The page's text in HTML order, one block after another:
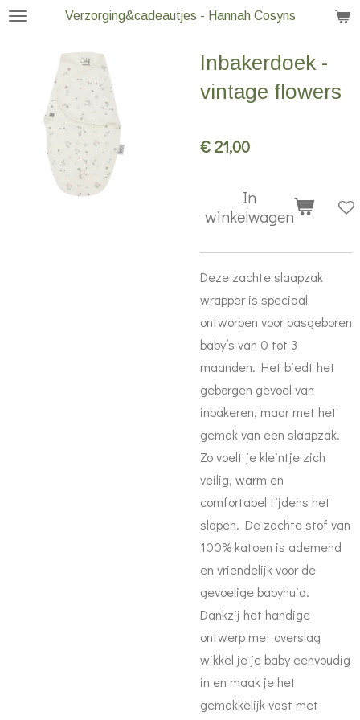
Ga
hoofdinhoud
Verzorging&cadeautjes - Hannah Cosyns
Inbakerdoek -
vintage flowers
€ 21,00
In
winkelwagen
Deze zachte slaapzak
wrapper is speciaal
ontworpen voor pasgeboren
baby’s van 0 tot 3
maanden. Het biedt het
geborgen gevoel van
inbakeren, maar met het
gemak van een slaapzak.
Zo voelt je kleintje zich
veilig, warm en
comfortabel tijdens het
slapen. De zachte stof van
100% katoen is ademend
en vriendelijk voor de
gevoelige babyhuid.
Dankzij het handige
ontwerp met overslag
wikkel je je baby eenvoudig
in en maak je het
gemakkelijk vast met